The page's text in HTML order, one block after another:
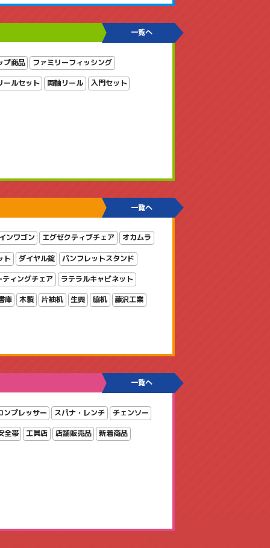
一覧へ
プ商品 ファミリーフィッシング
ールセット 両軸リール 入門セット
一覧へ
ンワゴン エグゼクティブチェア オカムラ
ト ダイヤル錠 パンフレットスタンド
ティングチェア ラテラルキャビネット
庫 木製 片袖机 生興 脇机 藤沢工業
一覧へ
ンプレッサー スパナ・レンチ チェンソー
全帯 工具店 店舗販売品 新着商品